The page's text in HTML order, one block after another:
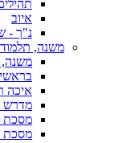
איוב
נ"ך -
משנה,
משנה,
איכה
מדרש
מסכת